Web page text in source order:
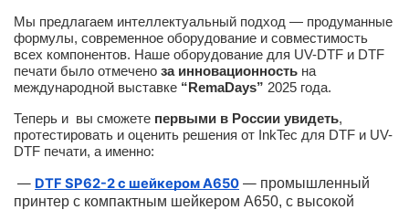
Мы предлагаем интеллектуальный подход — продуманные
формулы, современное оборудование и совместимость
всех компонентов. Наше оборудование для UV-DTF и DTF
печати было отмечено за инновационность на
международной выставке “RemaDays” 2025 года.
Теперь и вы сможете первыми в России увидеть,
протестировать и оценить решения от InkTec для DTF и UV-
DTF печати, а именно:
— DTF SP62-2 с шейкером A650 — промышленный
принтер с компактным шейкером А650, с высокой